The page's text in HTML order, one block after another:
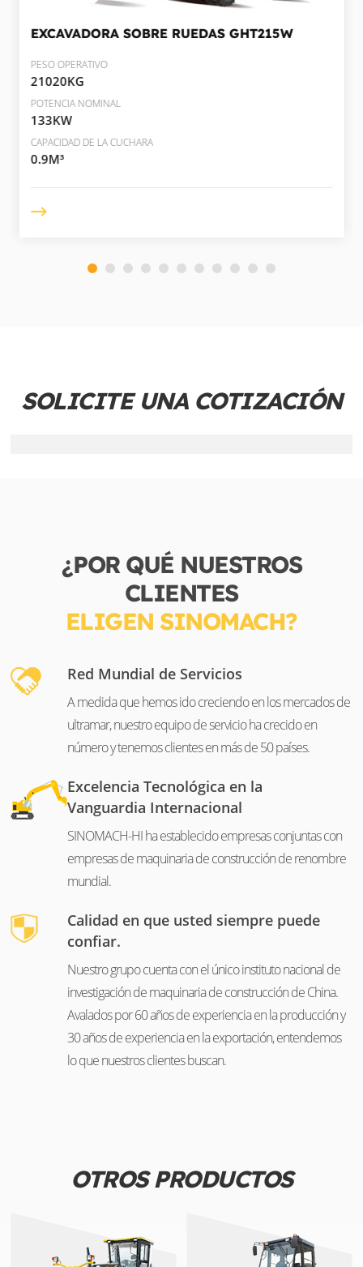
EXCAVADORA SOBRE RUEDAS GHT215W
PESO OPERATIVO
21020KG
POTENCIA NOMINAL
133KW
CAPACIDAD DE LA CUCHARA
0.9M³
SOLICITE UNA COTIZACIÓN
¿POR QUÉ NUESTROS
CLIENTES
ELIGEN SINOMACH?
Red Mundial de Servicios
A medida que hemos ido creciendo en los mercados de
ultramar, nuestro equipo de servicio ha crecido en
número y tenemos clientes en más de 50 países.
Excelencia Tecnológica en la
Vanguardia Internacional
SINOMACH-HI ha establecido empresas conjuntas con
empresas de maquinaria de construcción de renombre
mundial.
Calidad en que usted siempre puede
confiar.
Nuestro grupo cuenta con el único instituto nacional de
investigación de maquinaria de construcción de China.
Avalados por 60 años de experiencia en la producción y
30 años de experiencia en la exportación, entendemos
lo que nuestros clientes buscan.
OTROS PRODUCTOS